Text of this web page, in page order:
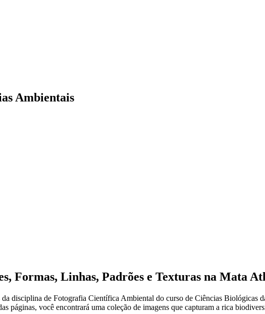
Ambientais
Formas, Linhas, Padrões e Texturas na Mata
disciplina de Fotografia Científica Ambiental do curso de Ciências Biológicas
páginas, você encontrará uma coleção de imagens que capturam a rica